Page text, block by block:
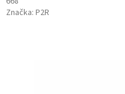
Značka: P2R